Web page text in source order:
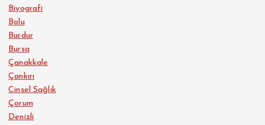
Biyografi
Bolu
Burdur
Bursa
Çanakkale
Çankırı
Cinsel Sağlık
Çorum
Denizli